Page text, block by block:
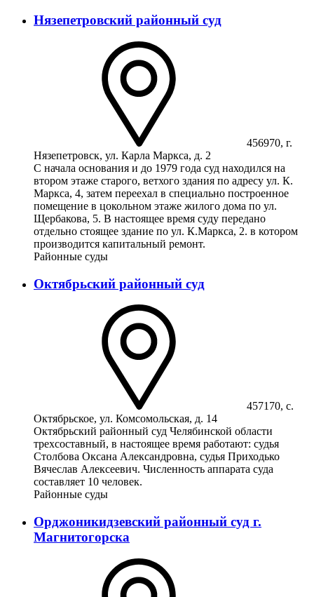
Нязепетровский районный суд
456970, г.
Нязепетровск, ул. Карла Маркса, д. 2
С начала основания и до 1979 года суд находился на
втором этаже старого, ветхого здания по адресу ул. К.
Маркса, 4, затем переехал в специально построенное
помещение в цокольном этаже жилого дома по ул.
Щербакова, 5. В настоящее время суду передано
отдельно стоящее здание по ул. К.Маркса, 2. в котором
производится капитальный ремонт.
Районные суды
Октябрьский районный суд
457170, с.
Октябрьское, ул. Комсомольская, д. 14
Октябрьский районный суд Челябинской области
трехсоставный, в настоящее время работают: судья
Столбова Оксана Александровна, судья Приходько
Вячеслав Алексеевич. Численность аппарата суда
составляет 10 человек.
Районные суды
Орджоникидзевский районный суд г.
Магнитогорска